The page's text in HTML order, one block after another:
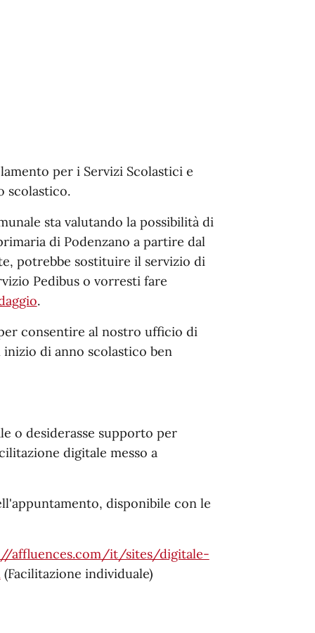
per i Servizi Scolastici e
scolastico.
sta valutando la possibilità di
di Podenzano a partire dal
potrebbe sostituire il servizio di
Pedibus o vorresti fare
.
consentire al nostro ufficio di
di anno scolastico ben
o desiderasse supporto per
digitale messo a
disponibile con le
affluences.com/it/sites/digitale-
(Facilitazione individuale)